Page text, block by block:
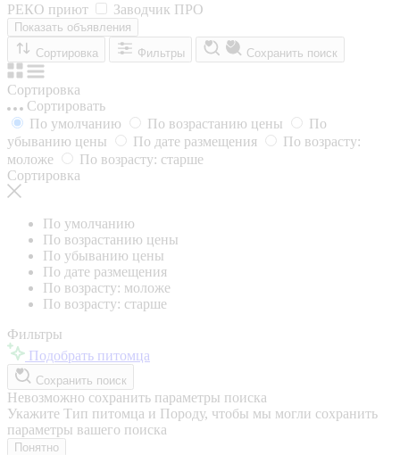
РЕКО приют
Заводчик ПРО
Показать объявления
Сортировка
Фильтры Сохранить поиск
Сортировка
Сортировать
По умолчанию
По возрастанию цены
По
убыванию цены
По дате размещения
По возрасту:
моложе
По возрасту: старше
Сортировка
По умолчанию
По возрастанию цены
По убыванию цены
По дате размещения
По возрасту: моложе
По возрасту: старше
Фильтры
Подобрать питомца
Сохранить поиск
Невозможно сохранить параметры поиска
Укажите Тип питомца и Породу, чтобы мы могли сохранить
параметры вашего поиска
Понятно